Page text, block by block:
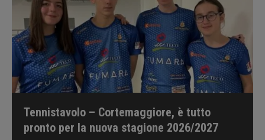
Tennistavolo – Cortemaggiore, è tutto
pronto per la nuova stagione 2026/2027